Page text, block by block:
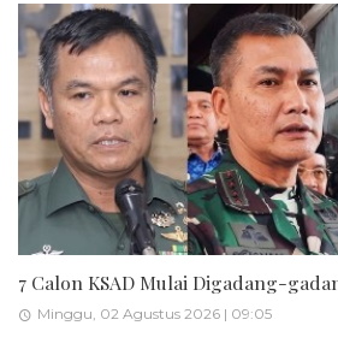
7 Calon KSAD Mulai Digadang-
Minggu, 02 Agustus 2026 | 09:05